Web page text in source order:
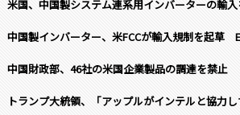
米国、中国製システム連系用インバーターの輸
中国製インバーター、米FCCが輸入規制を起草
中国財政部、46社の米国企業製品の調達を禁止
トランプ大統領、「アップルがインテルと協力